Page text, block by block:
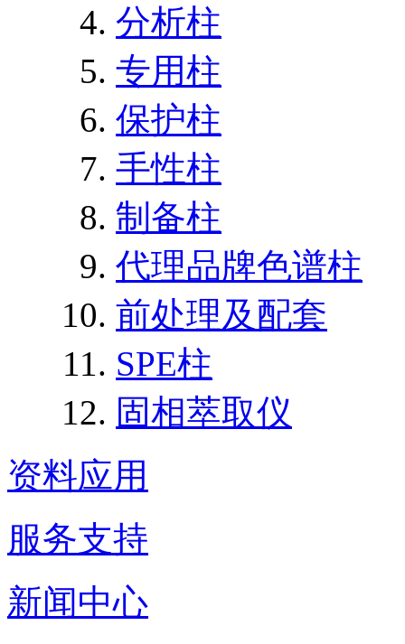
分析柱
专用柱
保护柱
手性柱
制备柱
代理品牌色谱柱
前处理及配套
SPE柱
固相萃取仪
资料应用
服务支持
新闻中心